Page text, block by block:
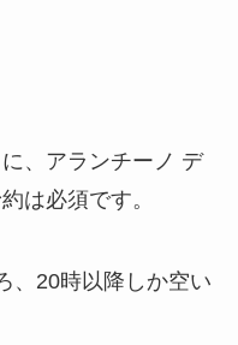
、アランチーノ デ
は必須です。
、20時以降しか空い